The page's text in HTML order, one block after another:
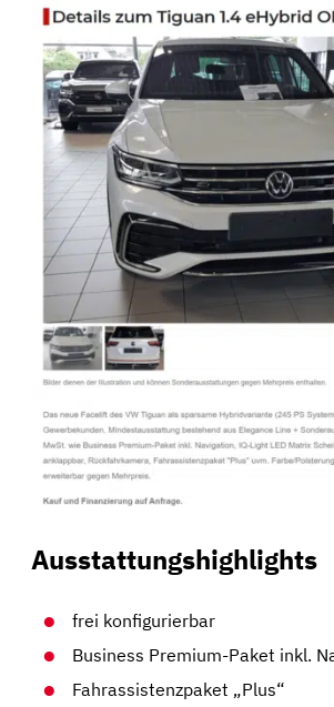
Ausstattungshighlights
frei konfigurierbar
Business Premium-Paket inkl.
Fahrassistenzpaket „Plus“